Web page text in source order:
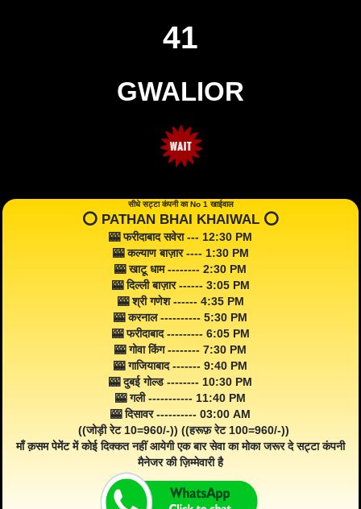
41
GWALIOR
सीधे सट्टा कंपनी का No 1 खाईवाल
⭕️ PATHAN BHAI KHAIWAL ⭕️
🎰 फरीदाबाद सवेरा --- 12:30 PM
🎰 कल्याण बाज़ार ---- 1:30 PM
🎰 खाटू धाम -------- 2:30 PM
🎰 दिल्ली बाज़ार ------ 3:05 PM
🎰 श्री गणेश ------ 4:35 PM
🎰 करनाल ---------- 5:30 PM
🎰 फरीदाबाद --------- 6:05 PM
🎰 गोवा किंग -------- 7:30 PM
🎰 गाजियाबाद ------- 9:40 PM
🎰 दुबई गोल्ड -------- 10:30 PM
🎰 गली ----------- 11:40 PM
🎰 दिसावर ---------- 03:00 AM
((जोड़ी रेट 10=960/-)) ((हरूफ़ रेट 100=960/-))
माँ क़सम पेमेंट में कोई दिक्कत नहीं आयेगी एक बार सेवा का मोका जरूर दे सट्टा कंपनी
मैनेजर की ज़िम्मेवारी है